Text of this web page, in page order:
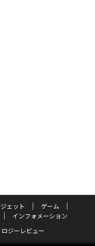
ェット
ゲーム
インフォメーション
ロジーレビュー